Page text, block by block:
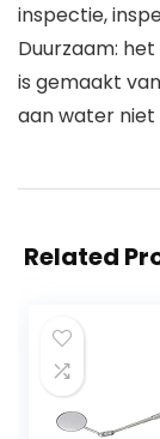
inspectie,
Duurzaam:
is gemaakt
aan water niet
Related